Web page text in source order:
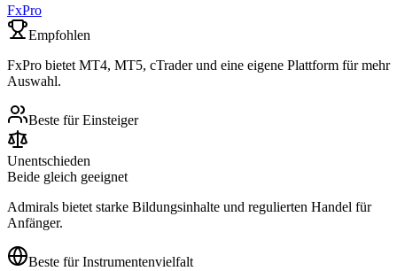
FxPro
Empfohlen
FxPro bietet MT4, MT5, cTrader und eine eigene Plattform für mehr
Auswahl.
Beste für Einsteiger
Unentschieden
Beide gleich geeignet
Admirals bietet starke Bildungsinhalte und regulierten Handel für
Anfänger.
Beste für Instrumentenvielfalt